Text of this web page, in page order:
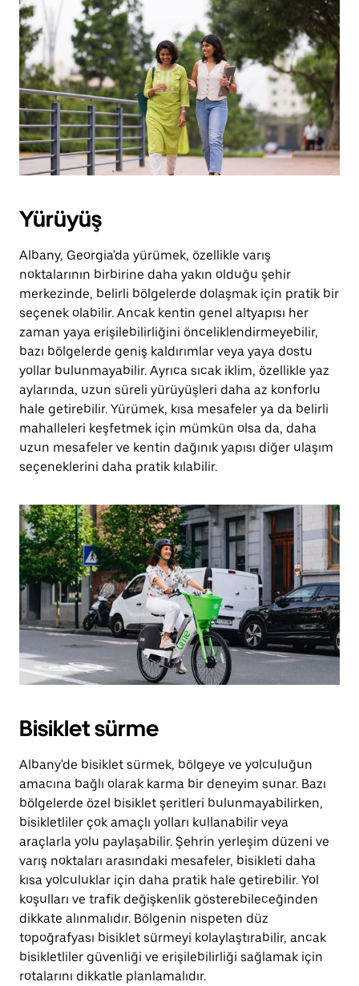
Yürüyüş
Albany, Georgia'da yürümek, özellikle varış
noktalarının birbirine daha yakın olduğu şehir
merkezinde, belirli bölgelerde dolaşmak için pratik bir
seçenek olabilir. Ancak kentin genel altyapısı her
zaman yaya erişilebilirliğini önceliklendirmeyebilir,
bazı bölgelerde geniş kaldırımlar veya yaya dostu
yollar bulunmayabilir. Ayrıca sıcak iklim, özellikle yaz
aylarında, uzun süreli yürüyüşleri daha az konforlu
hale getirebilir. Yürümek, kısa mesafeler ya da belirli
mahalleleri keşfetmek için mümkün olsa da, daha
uzun mesafeler ve kentin dağınık yapısı diğer ulaşım
seçeneklerini daha pratik kılabilir.
Bisiklet sürme
Albany'de bisiklet sürmek, bölgeye ve yolculuğun
amacına bağlı olarak karma bir deneyim sunar. Bazı
bölgelerde özel bisiklet şeritleri bulunmayabilirken,
bisikletliler çok amaçlı yolları kullanabilir veya
araçlarla yolu paylaşabilir. Şehrin yerleşim düzeni ve
varış noktaları arasındaki mesafeler, bisikleti daha
kısa yolculuklar için daha pratik hale getirebilir. Yol
koşulları ve trafik değişkenlik gösterebileceğinden
dikkate alınmalıdır. Bölgenin nispeten düz
topoğrafyası bisiklet sürmeyi kolaylaştırabilir, ancak
bisikletliler güvenliği ve erişilebilirliği sağlamak için
rotalarını dikkatle planlamalıdır.